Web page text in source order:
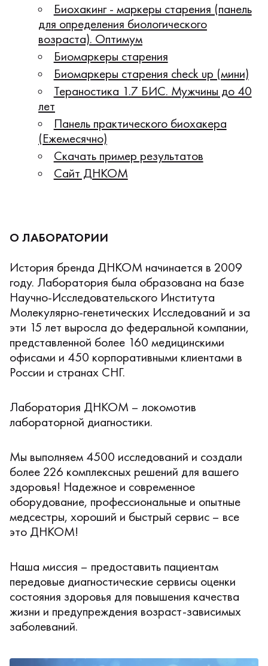
Биохакинг - маркеры старения (панель
для определения биологического
возраста). Оптимум
Биомаркеры старения
Биомаркеры старения check up (мини)
Тераностика 1.7 БИС. Мужчины до 40
лет
Панель практического биохакера
(Ежемесячно)
Скачать пример результатов
Сайт ДНКОМ
О ЛАБОРАТОРИИ
История бренда ДНКОМ начинается в 2009
году. Лаборатория была образована на базе
Научно-Исследовательского Института
Молекулярно-генетических Исследований и за
эти 15 лет выросла до федеральной компании,
представленной более 160 медицинскими
офисами и 450 корпоративными клиентами в
России и странах СНГ.
Лаборатория ДНКОМ – локомотив
лабораторной диагностики.
Мы выполняем 4500 исследований и создали
более 226 комплексных решений для вашего
здоровья! Надежное и современное
оборудование, профессиональные и опытные
медсестры, хороший и быстрый сервис – все
это ДНКОМ!
Наша миссия – предоставить пациентам
передовые диагностические сервисы оценки
состояния здоровья для повышения качества
жизни и предупреждения возраст-зависимых
заболеваний.